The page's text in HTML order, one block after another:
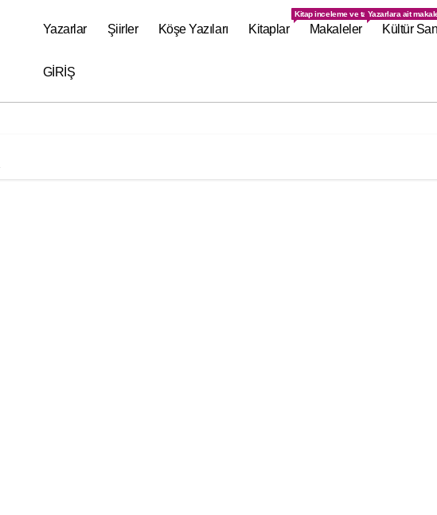
Yazarlar Şiirler Köşe Yazıları Kitaplar
Kitap inceleme ve tanıtımlarının olduğu
Makaleler
Yazarlara ait
Kültür
GİRİŞ